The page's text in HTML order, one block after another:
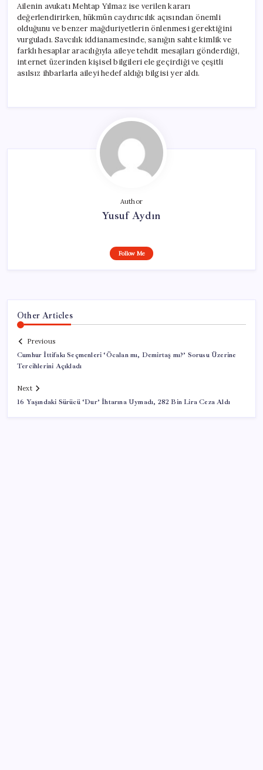
Ailenin avukatı Mehtap Yılmaz ise verilen kararı
değerlendirirken, hükmün caydırıcılık açısından önemli
olduğunu ve benzer mağduriyetlerin önlenmesi gerektiğini
vurguladı. Savcılık iddianamesinde, sanığın sahte kimlik ve
farklı hesaplar aracılığıyla aileye tehdit mesajları gönderdiği,
internet üzerinden kişisel bilgileri ele geçirdiği ve çeşitli
asılsız ihbarlarla aileyi hedef aldığı bilgisi yer aldı.
Author
Yusuf Aydın
Follow Me
Other Articles
Previous
Cumhur İttifakı Seçmenleri ‘Öcalan mı, Demirtaş mı?’ Sorusu Üzerine
Tercihlerini Açıkladı
Next
16 Yaşındaki Sürücü ‘Dur’ İhtarına Uymadı, 282 Bin Lira Ceza Aldı